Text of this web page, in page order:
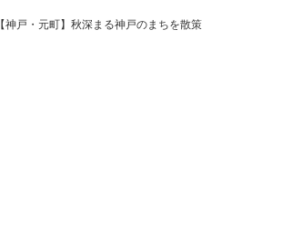
【神戸・元町】秋深まる神戸のまちを散策